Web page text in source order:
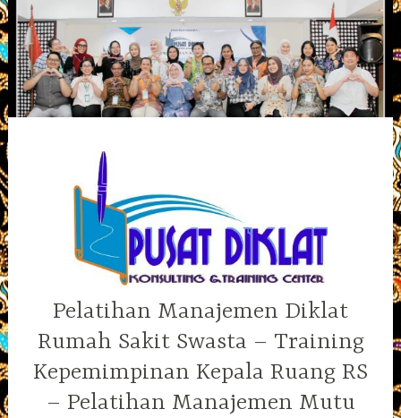
Skip
to
content
Pelatihan Manajemen Diklat
Rumah Sakit Swasta – Training
Kepemimpinan Kepala Ruang RS
– Pelatihan Manajemen Mutu